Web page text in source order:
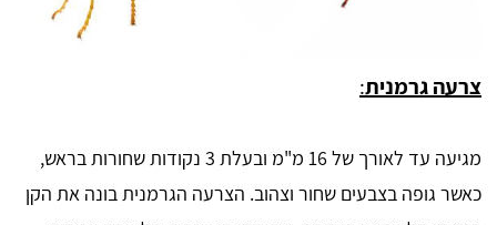
צרעה גרמנית:
מגיעה עד לאורך של 16 מ"מ ובעלת 3 נקודות שחורות בראש,
כאשר גופה בצבעים שחור וצהוב. הצרעה הגרמנית בונה את הקן